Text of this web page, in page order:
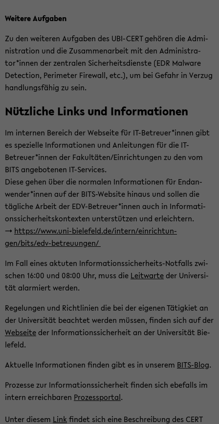
Wei­te­re Auf­ga­ben
Zu den wei­te­ren Auf­ga­ben des UBI-​CERT ge­hö­ren die Ad­mi­
nis­tra­ti­on und die Zu­sam­men­ar­beit mit den Ad­mi­nis­tra­
tor*innen der zen­tra­len Si­cher­heits­diens­te (EDR Mal­wa­re
De­tec­tion, Pe­ri­me­ter Fire­wall, etc.), um bei Ge­fahr in Ver­zug
hand­lungs­fä­hig zu sein.
Nütz­li­che Links und In­for­ma­tio­nen
Im in­ter­nen Be­reich der Web­sei­te für IT-​Betreuer*innen gibt
es spe­zi­el­le In­for­ma­tio­nen und An­lei­tun­gen für die IT-​
Betreuer*innen der Fa­kul­tä­ten/Ein­rich­tun­gen zu den vom
BITS an­ge­bo­te­nen IT-​Services.
Diese gehen über die nor­ma­len In­for­ma­tio­nen für End­an­
wen­der*innen auf der BITS-​Website hin­aus und sol­len die
täg­li­che Ar­beit der EDV-​Betreuer*innen auch in In­for­ma­ti­
ons­si­cher­heits­kon­tex­ten un­ter­stüt­zen und er­leich­tern.
-> https://www.uni-​bielefeld.de/in­tern/ein­rich­tun­
gen/bits/edv-​betreuungen/
Im Fall eines ak­tu­ten Informationssicherheits-​Notfalls zwi­
schen 16:00 und 08:00 Uhr, muss die Leit­war­teder Uni­ver­si­
tät alar­miert wer­den.
Re­ge­lun­gen und Richt­li­ni­en die bei der ei­ge­nen Tä­tig­kiet an
der Uni­ver­si­tät be­ach­tet wer­den müs­sen, fin­den sich auf der
Web­sei­teder In­for­ma­ti­ons­si­cher­heit an der Uni­ver­si­tät Bie­
le­feld.
Ak­tu­el­le In­for­ma­tio­nen fin­den gibt es in un­se­rem BITS-​Blog.
Pro­zes­se zur In­for­ma­ti­ons­si­cher­heit fin­den sich ebe­falls im
in­tern er­reich­ba­ren Pro­zesspor­tal.
Unter die­sem Linkfin­det sich eine Be­schrei­bung des CERT